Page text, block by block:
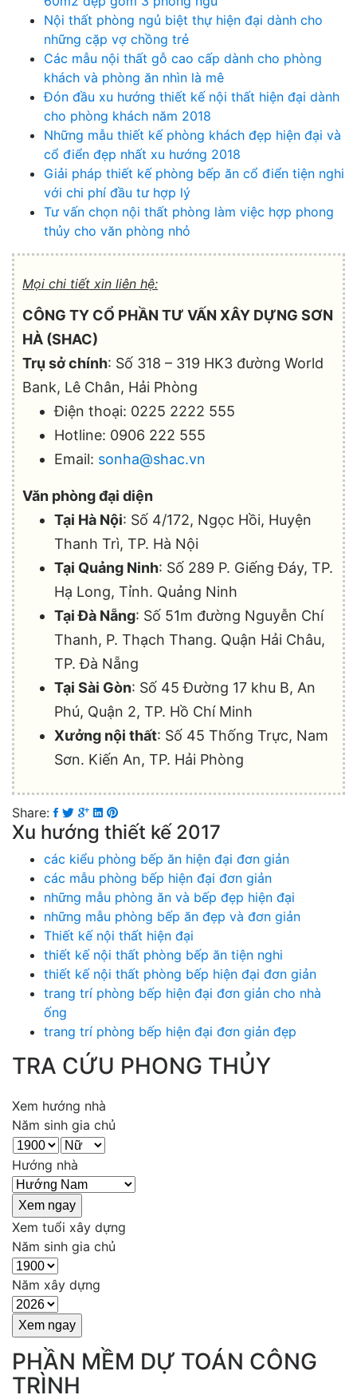
Nội thất phòng ngủ biệt thự hiện đại dành cho
những cặp vợ chồng trẻ
Các mẫu nội thất gỗ cao cấp dành cho phòng
khách và phòng ăn nhìn là mê
Đón đầu xu hướng thiết kế nội thất hiện đại dành
cho phòng khách năm 2018
Những mẫu thiết kế phòng khách đẹp hiện đại và
cổ điển đẹp nhất xu hướng 2018
Giải pháp thiết kế phòng bếp ăn cổ điển tiện nghi
với chi phí đầu tư hợp lý
Tư vấn chọn nội thất phòng làm việc hợp phong
thủy cho văn phòng nhỏ
Mọi chi tiết xin liên hệ:
CÔNG TY CỔ PHẦN TƯ VẤN XÂY DỰNG SƠN
HÀ (SHAC)
Trụ sở chính: Số 318 – 319 HK3 đường World
Bank, Lê Chân, Hải Phòng
Điện thoại: 0225 2222 555
Hotline: 0906 222 555
Email: sonha@shac.vn
Văn phòng đại diện
Tại Hà Nội: Số 4/172, Ngọc Hồi, Huyện
Thanh Trì, TP. Hà Nội
Tại Quảng Ninh: Số 289 P. Giếng Đáy, TP.
Hạ Long, Tỉnh. Quảng Ninh
Tại Đà Nẵng: Số 51m đường Nguyễn Chí
Thanh, P. Thạch Thang. Quận Hải Châu,
TP. Đà Nẵng
Tại Sài Gòn: Số 45 Đường 17 khu B, An
Phú, Quận 2, TP. Hồ Chí Minh
Xưởng nội thất: Số 45 Thống Trực, Nam
Sơn. Kiến An, TP. Hải Phòng
Share:
Xu hướng thiết kế 2017
các kiểu phòng bếp ăn hiện đại đơn giản
các mẫu phòng bếp hiện đại đơn giản
những mẫu phòng ăn và bếp đẹp hiện đại
những mẫu phòng bếp ăn đẹp và đơn giản
Thiết kế nội thất hiện đại
thiết kế nội thất phòng bếp ăn tiện nghi
thiết kế nội thất phòng bếp hiện đại đơn giản
trang trí phòng bếp hiện đại đơn giản cho nhà
ống
trang trí phòng bếp hiện đại đơn giản đẹp
TRA CỨU PHONG THỦY
Xem hướng nhà
Năm sinh gia chủ
Hướng nhà
Xem tuổi xây dựng
Năm sinh gia chủ
Năm xây dựng
PHẦN MỀM DỰ TOÁN CÔNG
TRÌNH